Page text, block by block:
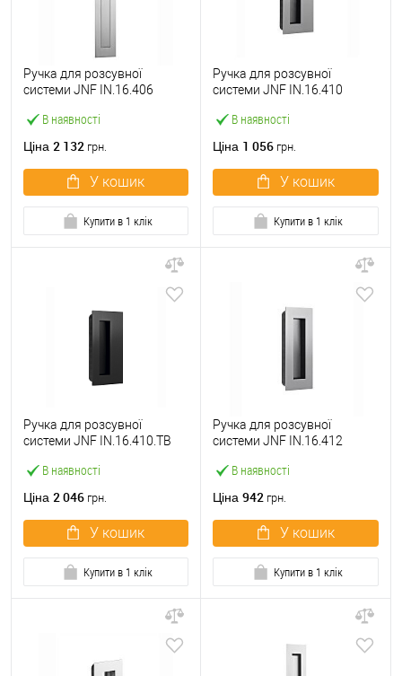
В наявності
Ручка для розсувної
системи JNF IN.16.406
Ціна 2 132 грн.
У кошик
Купити в 1 клік
В наявності
Ручка для розсувної
системи JNF IN.16.410
Ціна 1 056 грн.
У кошик
Купити в 1 клік
В наявності
Ручка для розсувної
системи JNF IN.16.410.TB
Ціна 2 046 грн.
У кошик
Купити в 1 клік
В наявності
Ручка для розсувної
системи JNF IN.16.412
Ціна 942 грн.
У кошик
Купити в 1 клік